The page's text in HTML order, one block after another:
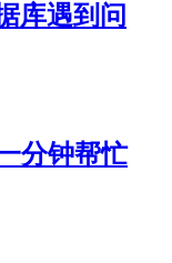
库遇到问
分钟帮忙